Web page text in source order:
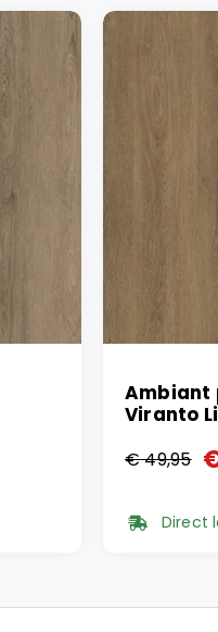
Ambiant
Viranto
€49,95
prijs
Huidige
prijsDirect